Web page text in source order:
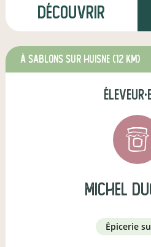
Découvrir
à Sablons sur Huisne (12 km)
michel
épicerie